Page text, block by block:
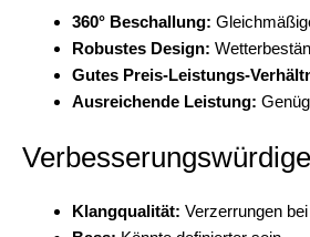
360° Beschallung:
Robustes Design:
Gutes Preis-Leistungs-
Ausreichende Leistung:
Klangqualität: Verzerrungen